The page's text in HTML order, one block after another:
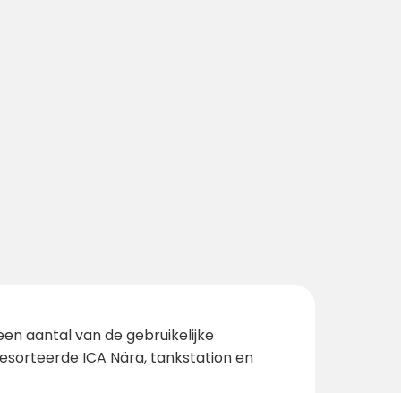
aantal van de gebruikelijke
ICA Nära, tankstation en